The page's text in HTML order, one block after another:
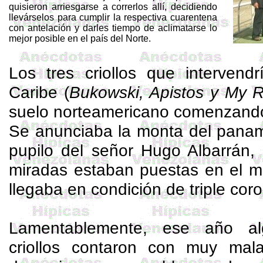
quisieron arriesgarse a correrlos allí, decidiendo
llevárselos para cumplir la respectiva cuarentena
con antelación y darles tiempo de aclimatarse lo
mejor posible en el país del Norte.
Los tres criollos que
Caribe (Bukowski,ApistosyMy
suelo norteamericano
Se anunciaba la monta del
pupilo del señor Hugo
miradas estaban puestas en el
llegaba en condición de triple
Lamentablemente, ese año
criollos contaron con muy